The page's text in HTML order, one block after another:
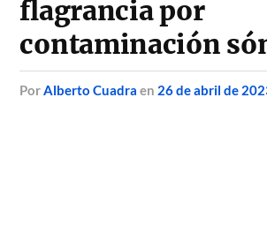
flagrancia por
contaminación
porAlberto Cuadra en 26 de abril de